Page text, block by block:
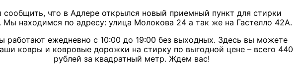
сообщить, что в Адлере открылся новый приемный пункт для стирки
Мы находимся по адресу: улица Молокова 24 а так же на Гастелло 42А.
работают ежедневно с 10:00 до 19:00 без выходных. Здесь вы можете
ковры и ковровые дорожки на стирку по выгодной цене – всего 440
рублей за квадратный метр. Ждем вас!